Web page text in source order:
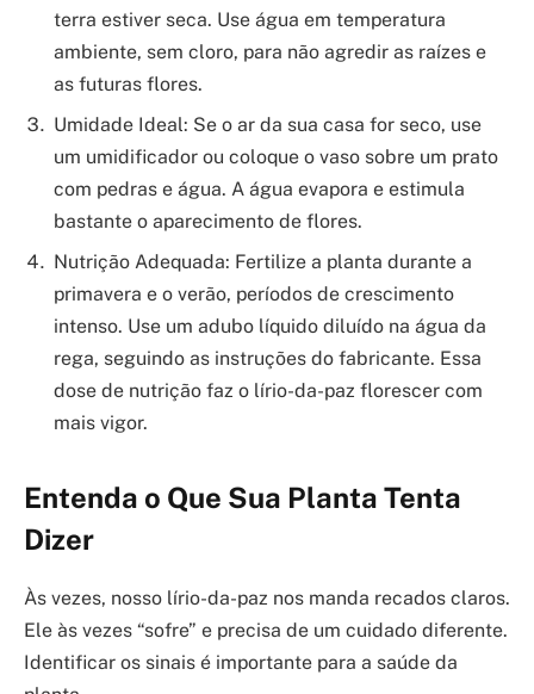
terra estiver seca. Use água em temperatura
ambiente, sem cloro, para não agredir as raízes e
as futuras flores.
Umidade Ideal: Se o ar da sua casa for seco, use
um umidificador ou coloque o vaso sobre um prato
com pedras e água. A água evapora e estimula
bastante o aparecimento de flores.
Nutrição Adequada: Fertilize a planta durante a
primavera e o verão, períodos de crescimento
intenso. Use um adubo líquido diluído na água da
rega, seguindo as instruções do fabricante. Essa
dose de nutrição faz o lírio-da-paz florescer com
mais vigor.
Entenda o Que Sua Planta Tenta
Dizer
Às vezes, nosso lírio-da-paz nos manda recados claros.
Ele às vezes “sofre” e precisa de um cuidado diferente.
Identificar os sinais é importante para a saúde da